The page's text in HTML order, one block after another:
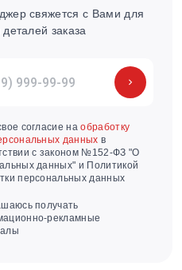
свяжется с Вами для
заказа
согласие наобработку
данных в
с законом №152-ФЗ "О
данных" и Политикой
персональных данных
получать
рекламные